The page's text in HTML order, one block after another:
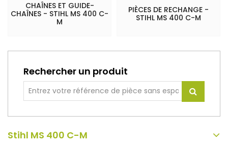
CHAÎNES ET GUIDE-
CHAÎNES - STIHL MS 400 C-
M
PIÈCES DE RECHANGE -
STIHL MS 400 C-M
Rechercher un produit
Stihl MS 400 C-M